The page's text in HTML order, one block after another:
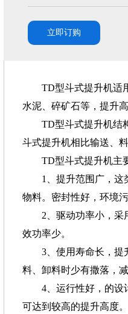
立即订购
TD型斗式提升机适
水泥、碎矿石等，提升高
TD型斗式提升机结
斗式提升机相比输送、
TD型斗式提升机主
1、提升范围广，
物料。密封性好，环境污
2、驱动功率小，
效功率少。
3、使用寿命长，提
料、卸料时少有撒落，
4、运行性好，的设
可达到较高的提升高度。